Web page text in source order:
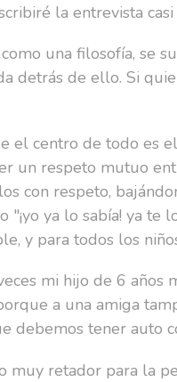
la entrevista
como una filosofía, se
detrás de ello. Si
el centro de todo es
un respeto mutuo
con respeto,
"¡yo ya lo sabía! ya
y para todos los
mi hijo de 6
a una amiga
debemos tener auto
muy retador para la